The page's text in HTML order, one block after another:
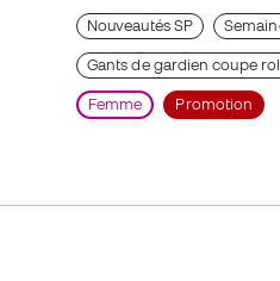
Nouveautés SP
Gants de gardien coupe
Femme Promotion